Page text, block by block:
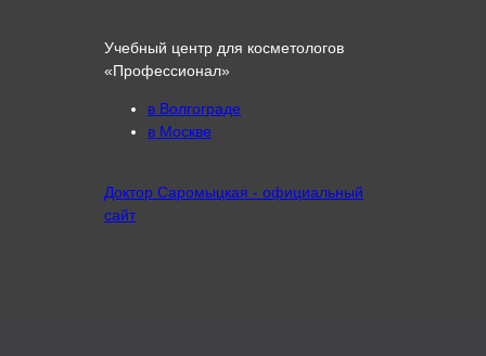
Учебный центр для косметологов
«Профессионал»
в Волгограде
в Москве
Доктор Саромыцкая - официальный
сайт